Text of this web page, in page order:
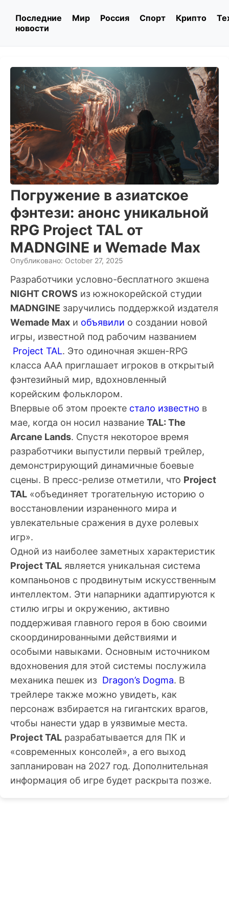
Последние
новости
Мир Россия Спорт Крипто
Погружение в азиатское
фэнтези: анонс уникальной
RPG Project TAL от
MADNGINE и Wemade Max
Опубликовано: October 27, 2025
Разработчики условно-бесплатного экшена
NIGHT CROWS из южнокорейской студии
MADNGINE заручились поддержкой издателя
Wemade Max и объявили о создании новой
игры, известной под рабочим названием
Project TAL. Это одиночная экшен-RPG
класса AAA приглашает игроков в открытый
фэнтезийный мир, вдохновленный
корейским фольклором.
Впервые об этом проекте стало известно в
мае, когда он носил название TAL: The
Arcane Lands. Спустя некоторое время
разработчики выпустили первый трейлер,
демонстрирующий динамичные боевые
сцены. В пресс-релизе отметили, что Project
TAL «объединяет трогательную историю о
восстановлении израненного мира и
увлекательные сражения в духе ролевых
игр».
Одной из наиболее заметных характеристик
Project TAL является уникальная система
компаньонов с продвинутым искусственным
интеллектом. Эти напарники адаптируются к
стилю игры и окружению, активно
поддерживая главного героя в бою своими
скоординированными действиями и
особыми навыками. Основным источником
вдохновения для этой системы послужила
механика пешек из Dragon’s Dogma. В
трейлере также можно увидеть, как
персонаж взбирается на гигантских врагов,
чтобы нанести удар в уязвимые места.
Project TAL разрабатывается для ПК и
«современных консолей», а его выход
запланирован на 2027 год. Дополнительная
информация об игре будет раскрыта позже.